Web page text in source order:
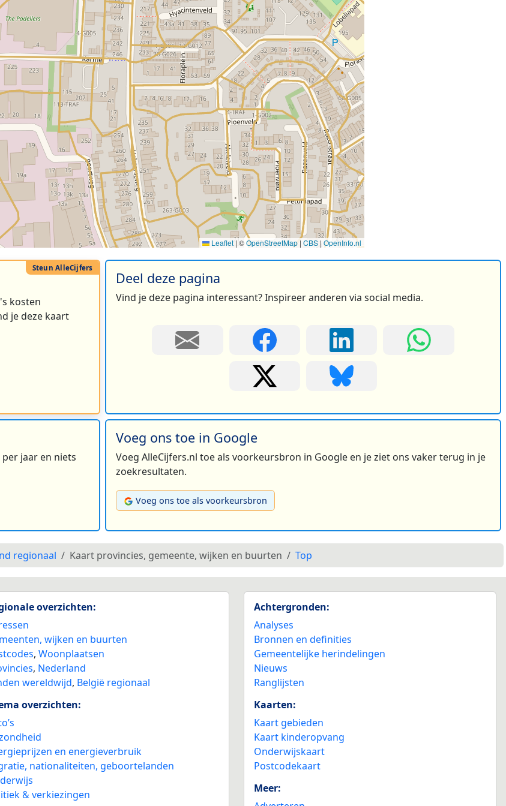
Leaflet | ©OpenStreetMap | CBS | OpenInfo.nl
kosten
je deze kaart
Deel deze pagina
Vind je deze pagina interessant? Inspireer anderen via social media.
jaar en niets
Voeg ons toe in Google
Voeg AlleCijfers.nl toe als voorkeursbron in Google en je ziet ons vaker terug in je
zoekresultaten.
Voeg ons toe als voorkeursbron
regionaal Kaart provincies, gemeente, wijken en buurten Top
overzichten:
wijken en buurten
,Woonplaatsen
, Nederland
wereldwijd, België regionaal
overzichten:
en energieverbruik
nationaliteiten, geboortelanden
& verkiezingen
Achtergronden:
Analyses
Bronnen en definities
Gemeentelijke herindelingen
Nieuws
Ranglijsten
Kaarten:
Kaart gebieden
Kaart kinderopvang
Onderwijskaart
Postcodekaart
Meer: